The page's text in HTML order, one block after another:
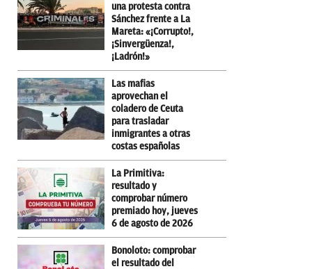
una protesta contra
Sánchez frente a La
Mareta: «¡Corrupto!,
¡Sinvergüenza!,
¡Ladrón!»
Las mafias
aprovechan el
coladero de Ceuta
para trasladar
inmigrantes a otras
costas españolas
La Primitiva:
resultado y
comprobar número
premiado hoy, jueves
6 de agosto de 2026
Bonoloto: comprobar
el resultado del